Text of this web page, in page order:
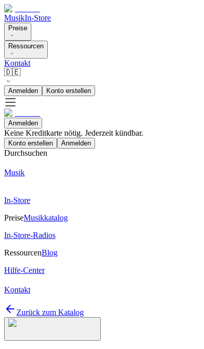
MusikIn-Store
Preise
Ressourcen
Kontakt
🇩🇪
Anmelden Konto erstellen
Anmelden
Keine Kreditkarte nötig. Jederzeit kündbar.
Konto erstellen Anmelden
Durchsuchen
Musik
In-Store
PreiseMusikkatalog
In-Store-Radios
RessourcenBlog
Hilfe-Center
Kontakt
Zurück zum Katalog